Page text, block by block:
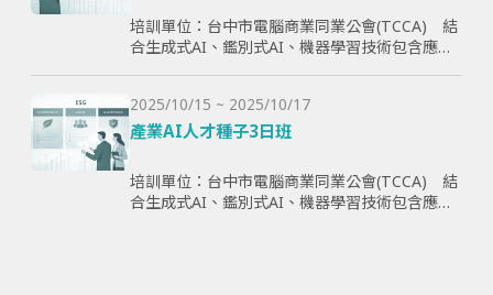
培訓單位：台中市電腦商業同業公會(TCCA) 結
合生成式AI、鑑別式AI、機器學習技術包含應用
力。
2025/10/15 ~ 2025/10/17
產業AI人才種子3日班
培訓單位：台中市電腦商業同業公會(TCCA) 結
合生成式AI、鑑別式AI、機器學習技術包含應用